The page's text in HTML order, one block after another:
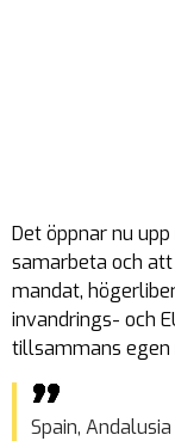
Det öppnar nu
samarbeta och
mandat,
invandrings- och
tillsammans egen
Spain,